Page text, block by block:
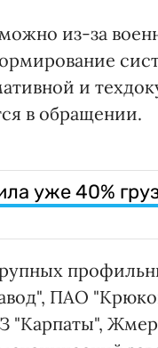
из-за
и
в обращении.
уже 40%
ПАО
"Карпаты",